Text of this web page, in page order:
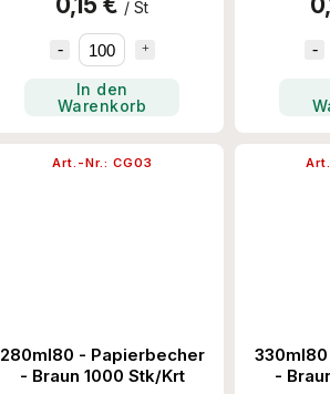
/ St
In den
Warenkorb
280ml80 - Papierbecher
- Braun 1000 Stk/Krt
Art.-Nr.: CG03
-